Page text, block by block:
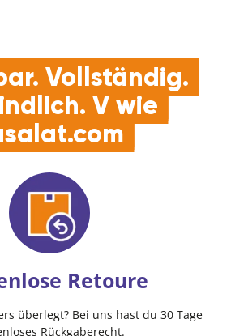
Vollständig.
V wie
Retoure
überlegt? Bei uns hast du 30 Tage
Rückgaberecht.